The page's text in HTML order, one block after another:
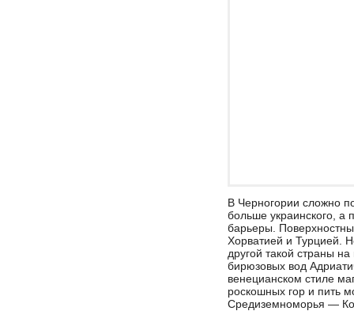
В Черногории сложно
больше украинского, а
барьеры.
Хорватией и Турцией.
другой такой страны
бирюзовых вод
венецианском стиле
роскошных гор и пить
Средиземноморья —